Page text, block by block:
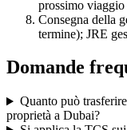
prossimo
Consegna della
termine); JRE
Domande
Quanto può
proprietà a Dubai?